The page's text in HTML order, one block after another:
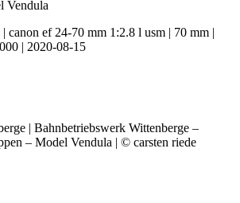
Vendula
canon ef 24-70 mm 1:2.8 l usm | 70 mm |
| 2020-08-15